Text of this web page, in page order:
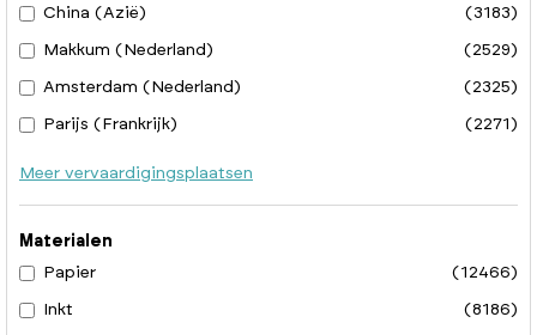
China (Azië) (3183)
Makkum (Nederland) (2529)
Amsterdam (Nederland) (2325)
Parijs (Frankrijk) (2271)
Meer vervaardigingsplaatsen
Materialen
Papier
(12466)
Inkt (8186)